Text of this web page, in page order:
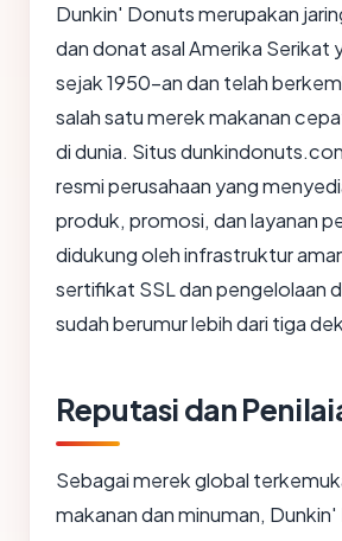
Dunkin' Donuts merupakan
dan donat asal Amerika Serikat
sejak 1950-an dan telah
salah satu merek makanan
di dunia. Situs
resmi perusahaan yang
produk, promosi, dan layanan
didukung oleh infrastruktur
sertifikat SSL dan pengelolaan
sudah berumur lebih dari tiga
Reputasi dan
Sebagai merek global
makanan dan minuman,